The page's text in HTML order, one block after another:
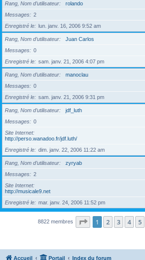
Rang, Nom d’utilisateur
rolando
Messages
2
Enregistré le
lun. janv. 16, 2006 9:52 am
Rang, Nom d’utilisateur
Juan Carlos
Messages
0
Enregistré le
sam. janv. 21, 2006 4:07 pm
Rang, Nom d’utilisateur
manoclau
Messages
0
Enregistré le
sam. janv. 21, 2006 9:31 pm
Rang, Nom d’utilisateur
jdf_luth
Messages
0
Site Internet
http://perso.wanadoo.fr/jdf.luth/
Enregistré le
dim. janv. 22, 2006 11:22 am
Rang, Nom d’utilisateur
zyryab
Messages
2
Site Internet
http://musicale9.net
Enregistré le
mar. janv. 24, 2006 11:52 pm
8822 membres Page 1sur177
1 2 3 4 5
Accueil Portail Index du forum